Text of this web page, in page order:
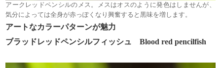
アークレッドペンシルのメス。メスはオスのように発色はしませんが、
気分によっては全身が赤っぽくなり興奮すると黒味を増します。
アートなカラーパターンが魅力
ブラッドレッドペンシルフィッシュ Blood red pencilfish